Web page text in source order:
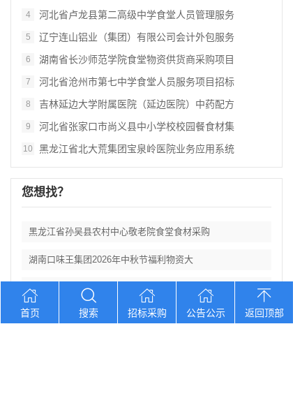
4 河北省卢龙县第二高级中学食堂人员管理服务
5 辽宁连山铝业（集团）有限公司会计外包服务
6 湖南省长沙师范学院食堂物资供货商采购项目
7 河北省沧州市第七中学食堂人员服务项目招标
8 吉林延边大学附属医院（延边医院）中药配方
9 河北省张家口市尚义县中小学校校园餐食材集
10 黑龙江省北大荒集团宝泉岭医院业务应用系统
您想找？
黑龙江省孙吴县农村中心敬老院食堂食材采购
湖南口味王集团2026年中秋节福利物资大
辽宁省大洼区学校食堂食材全品采购配送服务
河北省卢龙县第二高级中学食堂人员管理服务
首页 搜索 招标采购 公告公示 返回顶部